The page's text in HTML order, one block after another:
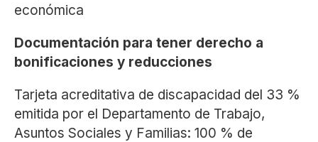
económica
Documentación para tener derecho a
bonificaciones y reducciones
Tarjeta acreditativa de discapacidad del 33 %
emitida por el Departamento de Trabajo,
Asuntos Sociales y Familias: 100 % de